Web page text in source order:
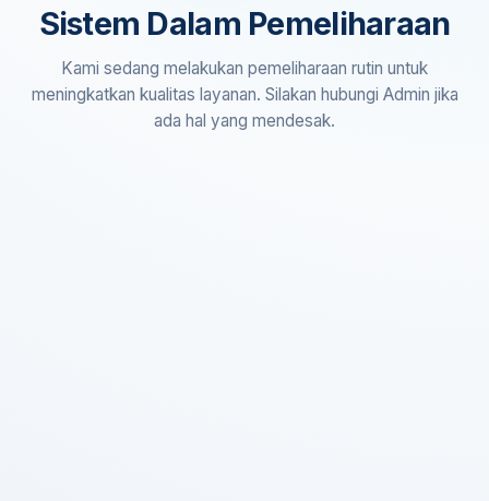
Sistem Dalam Pemeliharaan
Kami sedang melakukan pemeliharaan rutin untuk
meningkatkan kualitas layanan. Silakan hubungi Admin jika
ada hal yang mendesak.